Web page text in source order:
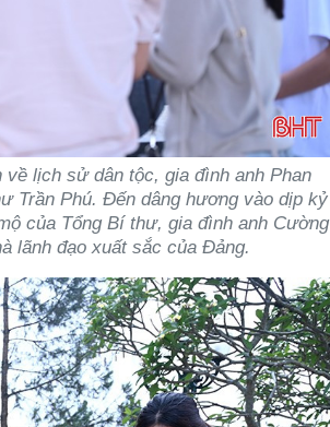
lịch sử dân tộc, gia đình anh Phan
Trần Phú. Đến dâng hương vào dịp kỷ
của Tổng Bí thư, gia đình anh Cường
lãnh đạo xuất sắc của Đảng.